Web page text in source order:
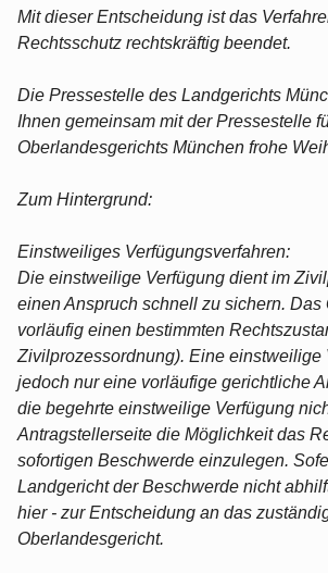
Mit dieser Entscheidung ist das
Rechtsschutz rechtskräftig beendet.
Die Pressestelle des Landgerichts
Ihnen gemeinsam mit der Pressestelle
Oberlandesgerichts München frohe
Zum Hintergrund:
Einstweiliges Verfügungsverfahren:
Die einstweilige Verfügung dient im
einen Anspruch schnell zu sichern. Das
vorläufig einen bestimmten
Zivilprozessordnung). Eine einstweilige
jedoch nur eine vorläufige gerichtliche
die begehrte einstweilige Verfügung
Antragstellerseite die Möglichkeit das
sofortigen Beschwerde einzulegen.
Landgericht der Beschwerde nicht
hier - zur Entscheidung an das
Oberlandesgericht.